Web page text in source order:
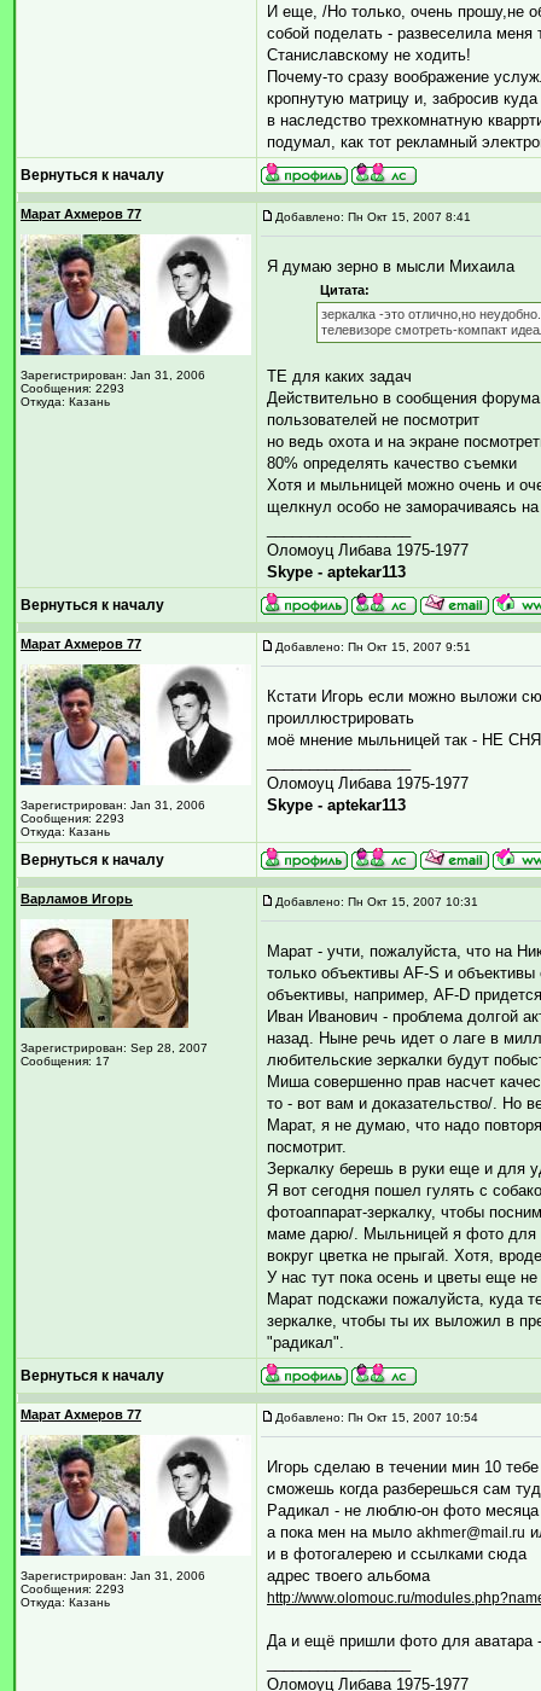
И еще, /Но только, очень прошу,не
собой поделать - развеселила
Станиславскому не ходить!
Почему-то сразу воображение
кропнутую матрицу и, забросив
в наследство трехкомнатную
подумал, как тот рекламный
Вернуться к началу
Марат Ахмеров 77
Зарегистрирован: Jan 31, 2006
Сообщения: 2293
Откуда: Казань
Добавлено: Пн Окт 15, 2007 8:41
Я думаю зерно в мысли Михаила
Цитата:
зеркалка -это отлично,но
телевизоре смотреть-компакт
ТЕ для каких задач
Действительно в сообщения
пользователей не посмотрит
но ведь охота и на экране
80% определять качество съемки
Хотя и мыльницей можно очень и
щелкнул особо не заморачиваясь на
Оломоуц Либава 1975-1977
Skype - aptekar113
Вернуться к началу
Марат Ахмеров 77
Зарегистрирован: Jan 31, 2006
Сообщения: 2293
Откуда: Казань
Добавлено: Пн Окт 15, 2007 9:51
Кстати Игорь если можно выложи
проиллюстрировать
моё мнение мыльницей так - НЕ
Оломоуц Либава 1975-1977
Skype - aptekar113
Вернуться к началу
Варламов Игорь
Зарегистрирован: Sep 28, 2007
Сообщения: 17
Добавлено: Пн Окт 15, 2007 10:31
Марат - учти, пожалуйста, что на
только объективы AF-S и
объективы, например, AF-D
Иван Иванович - проблема долгой
назад. Ныне речь идет о лаге в
любительские зеркалки будут
Миша совершенно прав насчет
то - вот вам и доказательство/. Но
Марат, я не думаю, что надо
посмотрит.
Зеркалку берешь в руки еще и для
Я вот сегодня пошел гулять с
фотоаппарат-зеркалку, чтобы
маме дарю/. Мыльницей я фото для
вокруг цветка не прыгай. Хотя,
У нас тут пока осень и цветы еще не
Марат подскажи пожалуйста, куда
зеркалке, чтобы ты их выложил в
"радикал".
Вернуться к началу
Марат Ахмеров 77
Зарегистрирован: Jan 31, 2006
Сообщения: 2293
Откуда: Казань
Добавлено: Пн Окт 15, 2007 10:54
Игорь сделаю в течении мин 10
сможешь когда разберешься сам
Радикал - не люблю-он фото месяца
а пока мен на мыло akhmer@mail.ru
и в фотогалерею и ссылками сюда
адрес твоего альбома
http://www.olomouc.ru/
Да и ещё пришли фото для аватара -
Оломоуц Либава 1975-1977